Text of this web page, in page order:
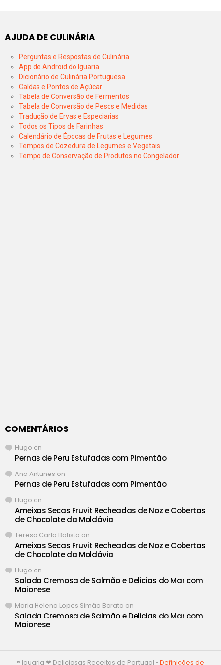
AJUDA DE CULINÁRIA
Perguntas e Respostas de Culinária
App de Android do Iguaria
Dicionário de Culinária Portuguesa
Caldas e Pontos de Açúcar
Tabela de Conversão de Fermentos
Tabela de Conversão de Pesos e Medidas
Tradução de Ervas e Especiarias
Todos os Tipos de Farinhas
Calendário de Épocas de Frutas e Legumes
Tempos de Cozedura de Legumes e Vegetais
Tempo de Conservação de Produtos no Congelador
COMENTÁRIOS
Hugo on
Pernas de Peru Estufadas com Pimentão
Ana Antunes on
Pernas de Peru Estufadas com Pimentão
Hugo on
Ameixas Secas Fruvit Recheadas de Noz e Cobertas
de Chocolate da Moldávia
Teresa Carla Batista on
Ameixas Secas Fruvit Recheadas de Noz e Cobertas
de Chocolate da Moldávia
Hugo on
Salada Cremosa de Salmão e Delicias do Mar com
Maionese
Maria Helena Lopes Simão Barata on
Salada Cremosa de Salmão e Delicias do Mar com
Maionese
® Iguaria ❤ Deliciosas Receitas de Portugal • Definições de